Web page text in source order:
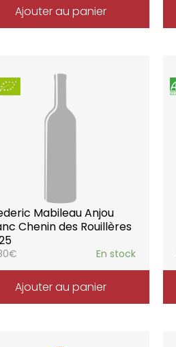
Ajouter au panier
Mabileau Anjou
Chenin des Rouillères
€ En stock
Ajouter au panier